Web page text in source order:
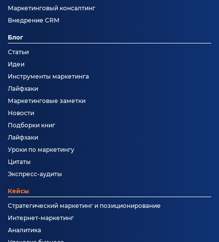
Маркетинговый консалтинг
Внедрение CRM
Блог
Статьи
Идеи
Инструменты маркетинга
Лайфхаки
Маркетинговые заметки
Новости
Подборки книг
Лайфхаки
Уроки по маркетингу
Цитаты
Экспресс-аудиты
Кейсы
Стратегический маркетинг и позиционирование
Интернет-маркетинг
Аналитика